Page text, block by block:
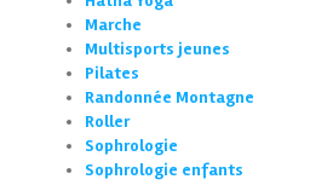
Marche
Multisports jeunes
Pilates
Randonnée Montagne
Roller
Sophrologie
Sophrologie enfants